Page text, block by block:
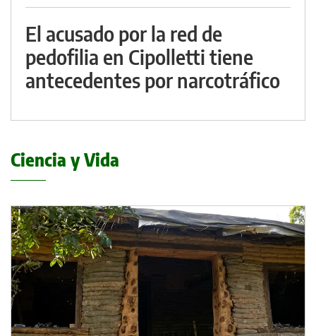
El acusado por la red de
pedofilia en Cipolletti tiene
antecedentes por narcotráfico
Ciencia y Vida